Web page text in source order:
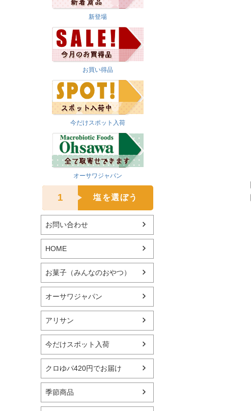
新登場
お買い得品
今だけスポット入荷
オーサワジャパン
1 塩を選ぼう
お問い合わせ
HOME
お菓子（みんなのおやつ）
オーサワジャパン
アリサン
今だけスポット入荷
クロゆパ420円でお届け
季節商品